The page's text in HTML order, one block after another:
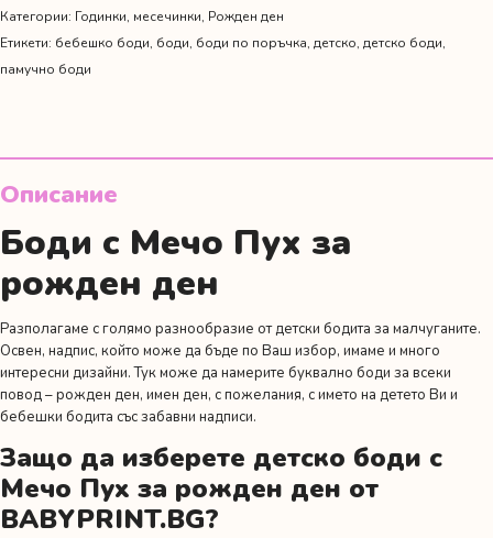
Категории: Годинки, месечинки, Рожден ден
Етикети: бебешко боди, боди, боди по поръчка, детско, детско боди,
памучно боди
Описание
Боди с Мечо Пух за
рожден ден
Разполагаме с голямо разнообразие от детски бодита за малчуганите.
Освен, надпис, който може да бъде по Ваш избор, имаме и много
интересни дизайни. Тук може да намерите буквално боди за всеки
повод –рожден ден, имен ден, с пожелания, с името на детето Ви и
бебешки бодита със забавни надписи.
Защо да изберете детско боди с
Мечо Пух за рожден ден от
BABYPRINT.BG?